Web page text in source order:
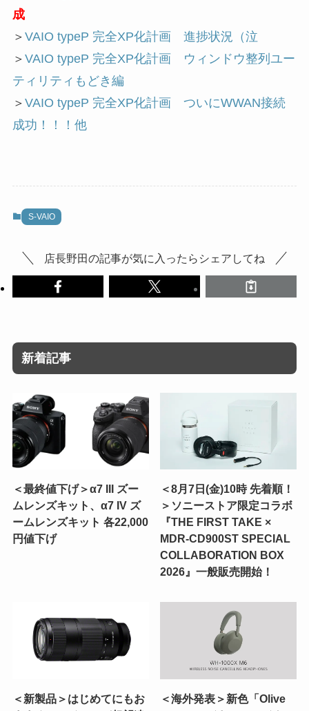
成
＞ VAIO typeP 完全XP化計画 進捗状況（泣
＞ VAIO typeP 完全XP化計画 ウィンドウ整列ユー
ティリティもどき編
＞ VAIO typeP 完全XP化計画 ついにWWAN接続
成功！！！他
S-VAIO
店長野田の記事が気に入ったらシェアしてね
新着記事
＜最終値下げ＞α7 III ズー
ムレンズキット、α7 IV ズ
ームレンズキット 各22,000
円値下げ
＜8月7日(金)10時 先着順！
＞ソニーストア限定コラボ
『THE FIRST TAKE ×
MDR-CD900ST SPECIAL
COLLABORATION BOX
2026』一般販売開始！
＜新製品＞はじめてにもお
＜海外発表＞新色「Olive